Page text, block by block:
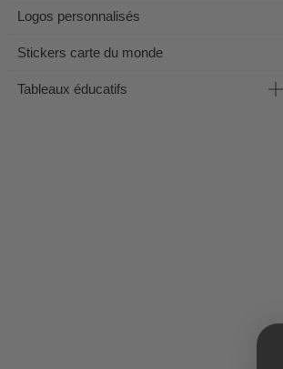
Logos personnalisés
Stickers carte du monde
Tableaux éducatifs